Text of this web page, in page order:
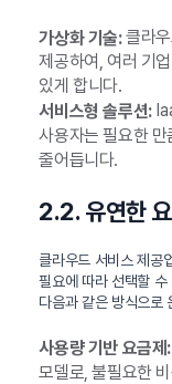
가상화 기술:클라우
제공하여, 여러 기
있게 합니다.
서비스형 솔루션:
사용자는 필요한
줄어듭니다.
2.2. 유연한 요
클라우드 서비스 제공
필요에 따라 선택할
다음과 같은 방식으로
사용량 기반 요금제:
모델로, 불필요한